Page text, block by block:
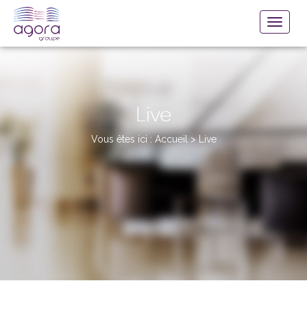
Live
Vous êtes ici : Accueil>Live